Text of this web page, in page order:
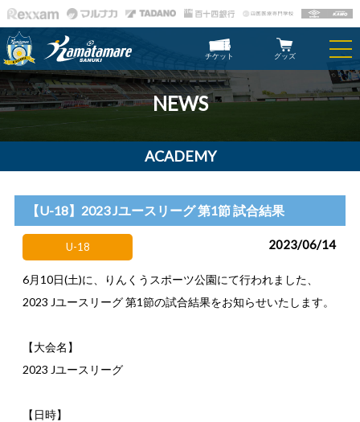
チケット グッズ
NEWS
ACADEMY
【U-18】2023 Jユースリーグ 第1節 試合結果
U-18 2023/06/14
6月10日(土)に、りんくうスポーツ公園にて行われました、
2023 Jユースリーグ 第1節の試合結果をお知らせいたします。
【大会名】
2023 Jユースリーグ
【日時】